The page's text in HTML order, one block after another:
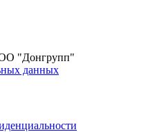
"Донгрупп"
данных